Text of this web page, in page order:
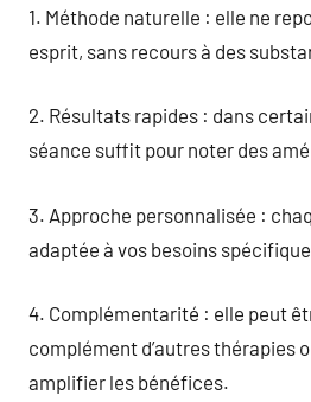
1. Méthode naturelle : elle ne
esprit, sans recours à des
2. Résultats rapides : dans
séance suffit pour noter des
3. Approche personnalisée :
adaptée à vos besoins
4. Complémentarité : elle peut
complément d’autres thérapies
amplifier les bénéfices.